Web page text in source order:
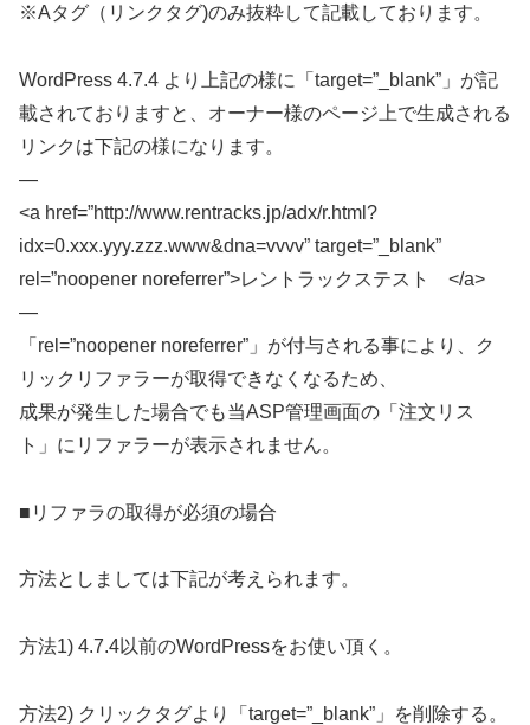
※Aタグ（リンクタグ)のみ抜粋して記載しております。
WordPress 4.7.4 より上記の様に「target=”_blank”」が記
載されておりますと、オーナー様のページ上で生成される
リンクは下記の様になります。
—
<a href=”http://www.rentracks.jp/adx/r.html?
idx=0.xxx.yyy.zzz.www&dna=vvvv” target=”_blank”
rel=”noopener noreferrer”>レントラックステスト </a>
—
「rel=”noopener noreferrer”」が付与される事により、ク
リックリファラーが取得できなくなるため、
成果が発生した場合でも当ASP管理画面の「注文リス
ト」にリファラーが表示されません。
■リファラの取得が必須の場合
方法としましては下記が考えられます。
方法1) 4.7.4以前のWordPressをお使い頂く。
方法2) クリックタグより「target=”_blank”」を削除する。